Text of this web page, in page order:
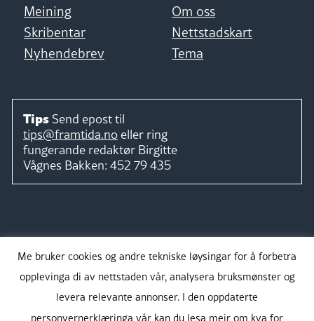
Meining
Om oss
Skribentar
Nettstadskart
Nyhendebrev
Tema
Tips Send epost til
tips@framtida.no eller ring
fungerande redaktør Birgitte
Vågnes Bakken: 452 79 435
Me bruker cookies og andre tekniske løysingar for å forbetra
opplevinga di av nettstaden vår, analysera bruksmønster og
levera relevante annonser. I den oppdaterte
personvernerklæringa vår kan du lesa meir om kva for